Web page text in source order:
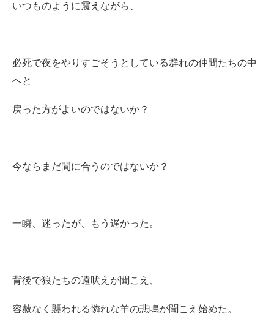
いつものように震えながら、
必死で夜をやりすごそうとしている群れの仲間たちの中
へと
戻った方がよいのではないか？
今ならまだ間に合うのではないか？
一瞬、迷ったが、もう遅かった。
背後で狼たちの遠吠えが聞こえ、
容赦なく襲われる憐れな羊の悲鳴が聞こえ始めた。